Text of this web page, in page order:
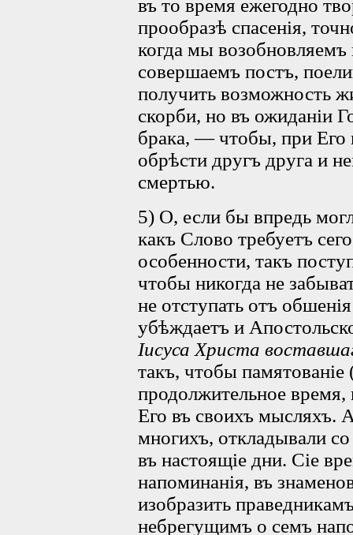
въ то время ежегодно
прообразѣ спасенія,
когда мы возобновляемъ
совершаемъ постъ,
получить возможность
скорби, но въ ожиданіи
брака, — чтобы, при Его
обрѣсти другъ друга и
смертью.
5) О, если бы впредь
какъ Слово требуетъ
особенности, такъ
чтобы никогда не
не отступать отъ
убѣждаетъ и
Іисуса Христа
такъ, чтобы
продолжительное
Его въ своихъ мысляхъ.
многихъ, откладывали
въ настоящіе дни. Сіе
напоминанія, въ
изобразить
небрегущимъ о семъ